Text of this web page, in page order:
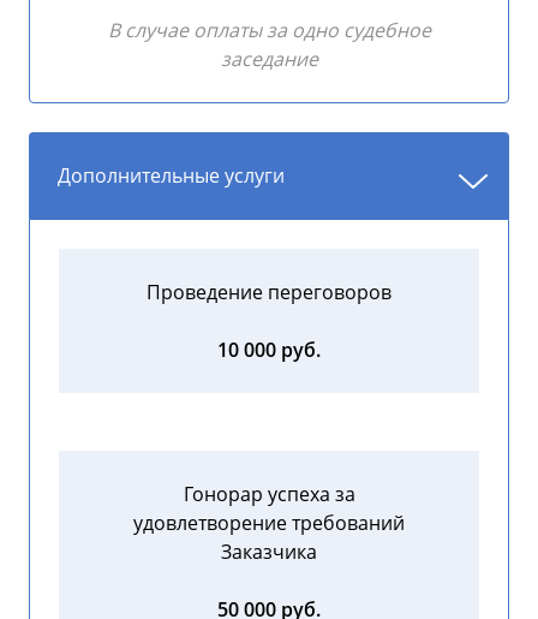
В случае оплаты за одно судебное
заседание
Дополнительные услуги
Проведение переговоров
10 000 руб.
Гонорар успеха за
удовлетворение требований
Заказчика
50 000 руб.